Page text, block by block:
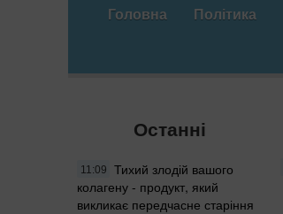
Головна Політика
Останні
11:09
Тихий злодій вашого
колагену - продукт, який
викликає передчасне старіння